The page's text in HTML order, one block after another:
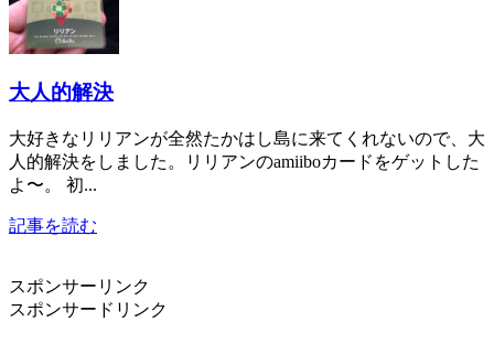
大人的解決
大好きなリリアンが全然たかはし島に来てくれないので、大
人的解決をしました。リリアンのamiiboカードをゲットした
よ〜。 初...
記事を読む
スポンサーリンク
スポンサードリンク